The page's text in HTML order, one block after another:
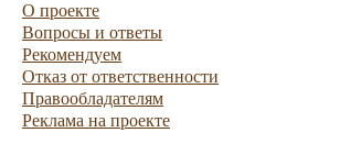
О проекте
Вопросы и ответы
Рекомендуем
Отказ от ответственности
Правообладателям
Реклама на проекте